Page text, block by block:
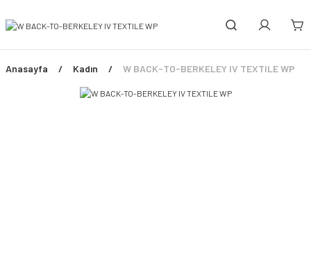
Anasayfa Kadın W BACK-TO-BERKELEY IV TEXTILE WP